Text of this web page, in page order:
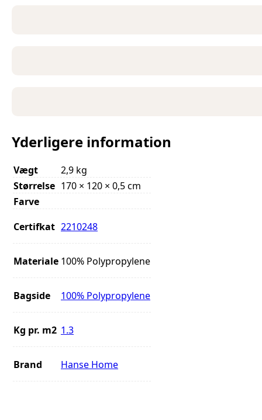
Yderligere information
Vægt
2,9 kg
Størrelse 170 × 120 × 0,5 cm
Farve
Certifkat 2210248
Materiale 100% Polypropylene
Bagside 100% Polypropylene
Kg pr. m2 1.3
Brand Hanse Home